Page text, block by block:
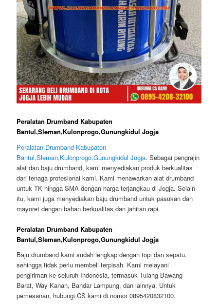
Peralatan Drumband Kabupaten
Bantul,Sleman,Kulonprogo,Gunungkidul Jogja
Peralatan Drumband Kabupaten
Bantul,Sleman,Kulonprogo,Gunungkidul Jogja. Sebagai pengrajin
alat dan baju drumband, kami menyediakan produk berkualitas
dari tenaga profesional kami. Kami menawarkan alat drumband
untuk TK hingga SMA dengan harga terjangkau di Jogja. Selain
itu, kami juga menyediakan baju drumband untuk pasukan dan
mayoret dengan bahan berkualitas dan jahitan rapi.
Peralatan Drumband Kabupaten
Bantul,Sleman,Kulonprogo,Gunungkidul Jogja
Baju drumband kami sudah lengkap dengan topi dan sepatu,
sehingga tidak perlu membeli terpisah. Kami melayani
pengiriman ke seluruh Indonesia, termasuk Tulang Bawang
Barat, Way Kanan, Bandar Lampung, dan lainnya. Untuk
pemesanan, hubungi CS kami di nomor 0895420832100.